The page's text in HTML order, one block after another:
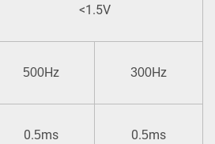
<1.5V
500Hz 300Hz
0.5ms 0.5ms